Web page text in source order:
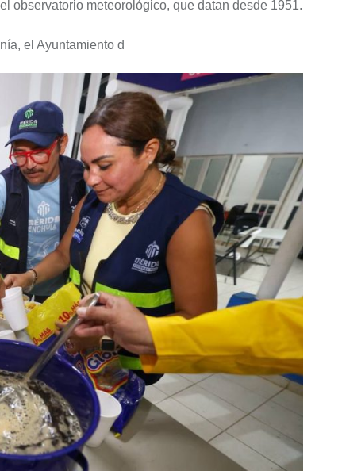
observatorio meteorológico, que datan desde 1951.
el Ayuntamiento d